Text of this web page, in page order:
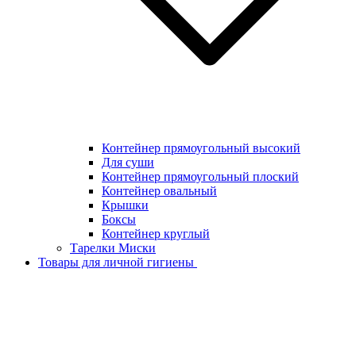
Контейнер прямоугольный высокий
Для суши
Контейнер прямоугольный плоский
Контейнер овальный
Крышки
Боксы
Контейнер круглый
Тарелки Миски
Товары для личной гигиены